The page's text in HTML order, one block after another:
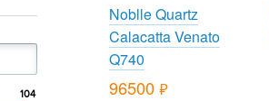
106
104
Noblle Quartz
Calacatta Venato
Q740
96500 руб.